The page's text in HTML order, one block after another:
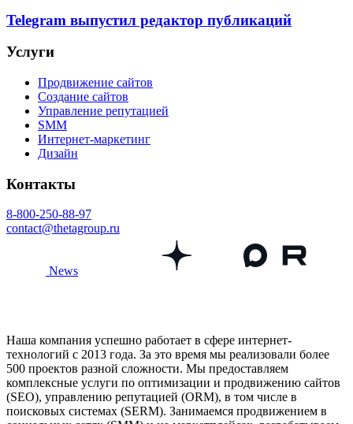
Telegram выпустил редактор публикаций
Услуги
Продвижение сайтов
Создание сайтов
Управление репутацией
SMM
Интернет-маркетинг
Дизайн
Контакты
8-800-250-88-97
contact@thetagroup.ru
News
Наша компания успешно работает в сфере интернет-
технологий с 2013 года. За это время мы реализовали более
500 проектов разной сложности. Мы предоставляем
комплексные услуги по оптимизации и продвижению сайтов
(SEO), управлению репутацией (ORM), в том числе в
поисковых системах (SERM). Занимаемся продвижением в